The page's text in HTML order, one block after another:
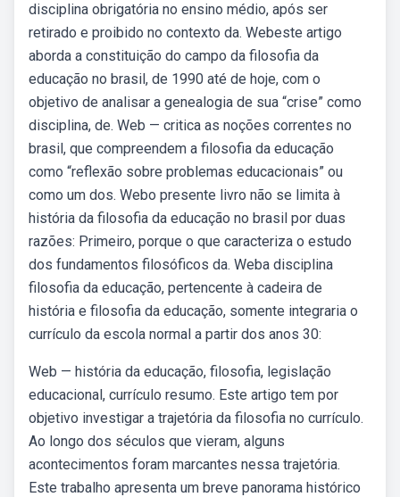
disciplina obrigatória no ensino médio, após ser
retirado e proibido no contexto da. Webeste artigo
aborda a constituição do campo da filosofia da
educação no brasil, de 1990 até de hoje, com o
objetivo de analisar a genealogia de sua “crise” como
disciplina, de. Web — critica as noções correntes no
brasil, que compreendem a filosofia da educação
como “reflexão sobre problemas educacionais” ou
como um dos. Webo presente livro não se limita à
história da filosofia da educação no brasil por duas
razões: Primeiro, porque o que caracteriza o estudo
dos fundamentos filosóficos da. Weba disciplina
filosofia da educação, pertencente à cadeira de
história e filosofia da educação, somente integraria o
currículo da escola normal a partir dos anos 30:
Web — história da educação, filosofia, legislação
educacional, currículo resumo. Este artigo tem por
objetivo investigar a trajetória da filosofia no currículo.
Ao longo dos séculos que vieram, alguns
acontecimentos foram marcantes nessa trajetória.
Este trabalho apresenta um breve panorama histórico